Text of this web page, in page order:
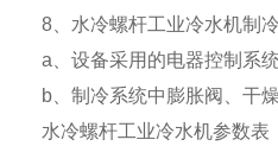
8、水冷螺杆工业冷水机制
a
设备采用的电器控制系
b、 制冷系统中膨胀阀、干
水冷螺杆工业冷水机参数表